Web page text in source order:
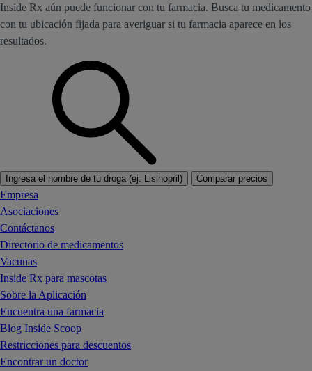
Inside Rx aún puede funcionar con tu farmacia. Busca tu medicamento
con tu ubicación fijada para averiguar si tu farmacia aparece en los
resultados.
Ingresa el nombre de tu droga (ej. Lisinopril) Comparar precios
Empresa
Asociaciones
Contáctanos
Directorio de medicamentos
Vacunas
Inside Rx para mascotas
Sobre la Aplicación
Encuentra una farmacia
Blog Inside Scoop
Restricciones para descuentos
Encontrar un doctor